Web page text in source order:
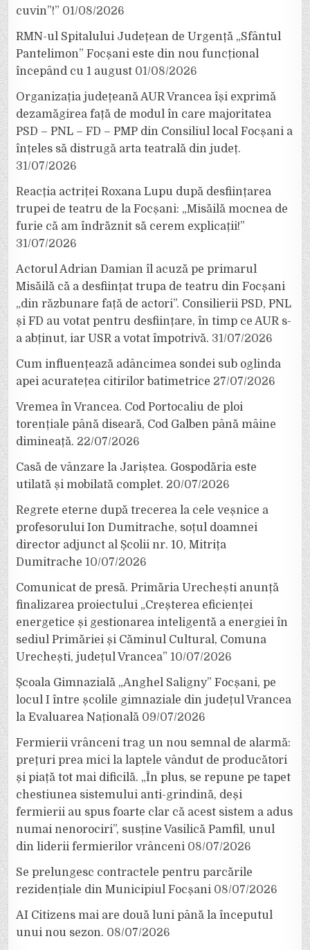
cuvin”!” 01/08/2026
RMN-ul Spitalului Județean de Urgență „Sfântul
Pantelimon” Focșani este din nou funcțional
începând cu 1 august 01/08/2026
Organizația județeană AUR Vrancea își exprimă
dezamăgirea față de modul în care majoritatea
PSD – PNL – FD – PMP din Consiliul local Focșani a
înțeles să distrugă arta teatrală din județ.
31/07/2026
Reacția actriței Roxana Lupu după desființarea
trupei de teatru de la Focșani: „Misăilă mocnea de
furie că am îndrăznit să cerem explicații!”
31/07/2026
Actorul Adrian Damian îl acuză pe primarul
Misăilă că a desființat trupa de teatru din Focșani
„din răzbunare față de actori”. Consilierii PSD, PNL
și FD au votat pentru desființare, în timp ce AUR s-
a abținut, iar USR a votat împotrivă. 31/07/2026
Cum influențează adâncimea sondei sub oglinda
apei acuratețea citirilor batimetrice 27/07/2026
Vremea în Vrancea. Cod Portocaliu de ploi
torențiale până diseară, Cod Galben până mâine
dimineață. 22/07/2026
Casă de vânzare la Jariștea. Gospodăria este
utilată și mobilată complet. 20/07/2026
Regrete eterne după trecerea la cele veșnice a
profesorului Ion Dumitrache, soțul doamnei
director adjunct al Școlii nr. 10, Mitrița
Dumitrache 10/07/2026
Comunicat de presă. Primăria Urechești anunță
finalizarea proiectului „Creșterea eficienței
energetice și gestionarea inteligentă a energiei în
sediul Primăriei și Căminul Cultural, Comuna
Urechești, județul Vrancea” 10/07/2026
Școala Gimnazială „Anghel Saligny” Focșani, pe
locul I între școlile gimnaziale din județul Vrancea
la Evaluarea Națională 09/07/2026
Fermierii vrânceni trag un nou semnal de alarmă:
prețuri prea mici la laptele vândut de producători
și piață tot mai dificilă. „În plus, se repune pe tapet
chestiunea sistemului anti-grindină, deși
fermierii au spus foarte clar că acest sistem a adus
numai nenorociri”, susține Vasilică Pamfil, unul
din liderii fermierilor vrânceni 08/07/2026
Se prelungesc contractele pentru parcările
rezidențiale din Municipiul Focșani 08/07/2026
AI Citizens mai are două luni până la începutul
unui nou sezon. 08/07/2026